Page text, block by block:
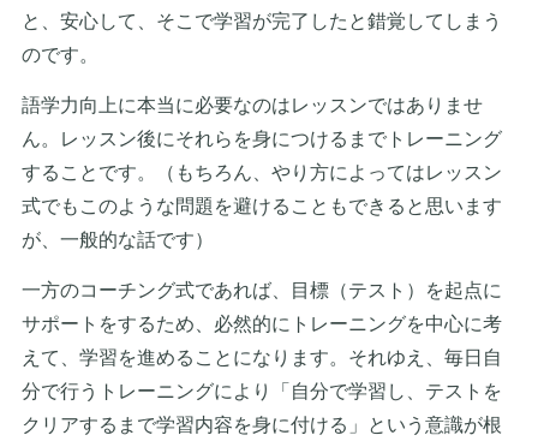
と、安心して、そこで学習が完了したと錯覚してしまう
のです。
語学力向上に本当に必要なのはレッスンではありませ
ん。レッスン後にそれらを身につけるまでトレーニング
することです。（もちろん、やり方によってはレッスン
式でもこのような問題を避けることもできると思います
が、一般的な話です）
一方のコーチング式であれば、目標（テスト）を起点に
サポートをするため、必然的にトレーニングを中心に考
えて、学習を進めることになります。それゆえ、毎日自
分で行うトレーニングにより「自分で学習し、テストを
クリアするまで学習内容を身に付ける」という意識が根